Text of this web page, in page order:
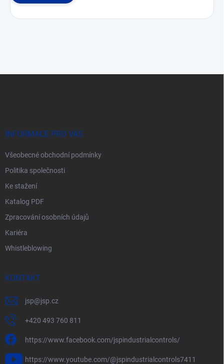
INFORMACE PRO VÁS
Všeobecné obchodní podmínky
Politika společnosti
Ke stažení
Katalog PDF
Zpracování osobních údajů
Kariéra
Whistleblowing
KONTAKT
jsp@jsp.cz
+420 493 760 811
https://www.facebook.com/jspindustrialcontrols/
https://www.youtube.com/@jspindustrialcontrols7411